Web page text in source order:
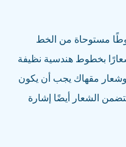
مستوحاة من الخط
بخطوط هندسية نظيفة
وشعار مقهاك يجب أن يكون
الشعار أيضًا إشارة